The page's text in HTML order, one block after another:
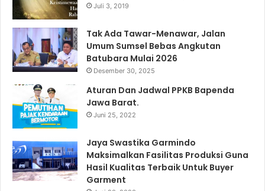
Juli 3, 2019
Tak Ada Tawar-Menawar, Jalan
Umum Sumsel Bebas Angkutan
Batubara Mulai 2026
Desember 30, 2025
Aturan Dan Jadwal PPKB Bapenda
Jawa Barat.
Juni 25, 2022
Jaya Swastika Garmindo
Maksimalkan Fasilitas Produksi Guna
Hasil Kualitas Terbaik Untuk Buyer
Garment